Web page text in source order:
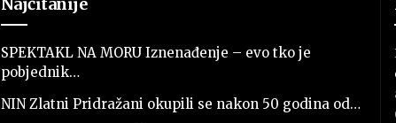
SPEKTAKL NA MORU Iznenađenje – evo tko je
pobjednik…
NIN Zlatni Pridražani okupili se nakon 50 godina od…